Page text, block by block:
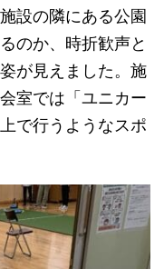
設の隣にある公園
のか、時折歓声と
が見えました。施
室では「ユニカー
で行うようなスポ